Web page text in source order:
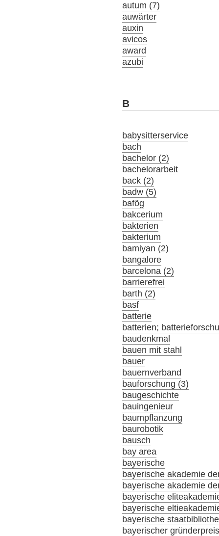
autum (7)
auwärter
auxin
avicos
award
azubi
B
babysitterservice
bach
bachelor (2)
bachelorarbeit
back (2)
badw (5)
bafög
bakcerium
bakterien
bakterium
bamiyan (2)
bangalore
barcelona (2)
barrierefrei
barth (2)
basf
batterie
batterien;
baudenkmal
bauen mit stahl
bauer
bauernverband
bauforschung (3)
baugeschichte
bauingenieur
baumpflanzung
baurobotik
bausch
bay area
bayerische
bayerische akademie
bayerische akademie
bayerische
bayerische
bayerische
bayerischer